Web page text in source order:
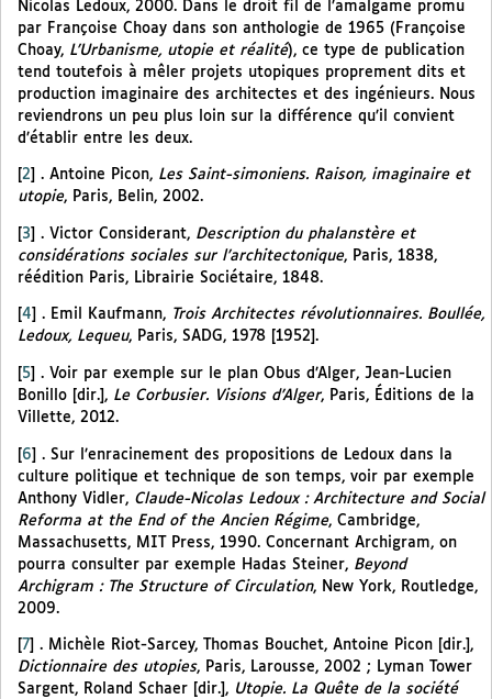
Nicolas Ledoux, 2000. Dans le droit fil de l’amalgame promu
par Françoise Choay dans son anthologie de 1965 (Françoise
Choay, L’Urbanisme, utopie et réalité), ce type de publication
tend toutefois à mêler projets utopiques proprement dits et
production imaginaire des architectes et des ingénieurs. Nous
reviendrons un peu plus loin sur la différence qu’il convient
d’établir entre les deux.
2 . Antoine Picon, Les Saint-simoniens. Raison, imaginaire et
utopie, Paris, Belin, 2002.
[3] . Victor Considerant, Description du phalanstère et
considérations sociales sur l’architectonique, Paris, 1838,
réédition Paris, Librairie Sociétaire, 1848.
4 . Emil Kaufmann, Trois Architectes révolutionnaires. Boullée,
Ledoux, Lequeu, Paris, SADG, 1978 [1952].
5
. Voir par exemple sur le plan Obus d’Alger, Jean-Lucien
Bonillo [dir.], Le Corbusier. Visions d’Alger, Paris, Éditions de la
Villette, 2012.
[6] . Sur l’enracinement des propositions de Ledoux dans la
culture politique et technique de son temps, voir par exemple
Anthony Vidler, Claude-Nicolas Ledoux : Architecture and Social
Reforma at the End of the Ancien Régime, Cambridge,
Massachusetts, MIT Press, 1990. Concernant Archigram, on
pourra consulter par exemple Hadas Steiner, Beyond
Archigram : The Structure of Circulation, New York, Routledge,
2009.
7
. Michèle Riot-Sarcey, Thomas Bouchet, Antoine Picon [dir.],
Dictionnaire des utopies, Paris, Larousse, 2002 ; Lyman Tower
Sargent, Roland Schaer [dir.], Utopie. La Quête de la société